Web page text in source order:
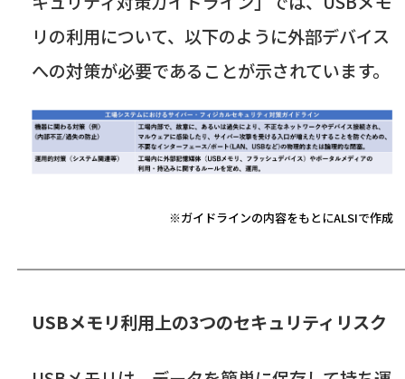
リの利用について、以下のように外部デバイス
への対策が必要であることが示されています。
※ガイドラインの内容をもとにALSIで作成
USBメモリ利用上の3つのセキュリティリスク